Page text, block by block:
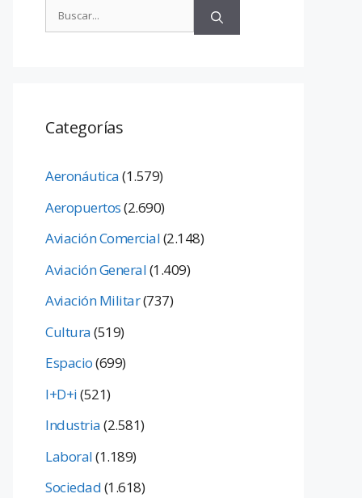
Categorías
Aeronáutica(1.579)
Aeropuertos(2.690)
Aviación Comercial(2.148)
Aviación General(1.409)
Aviación Militar(737)
Cultura(519)
Espacio(699)
I+D+i(521)
Industria(2.581)
Laboral(1.189)
Sociedad(1.618)